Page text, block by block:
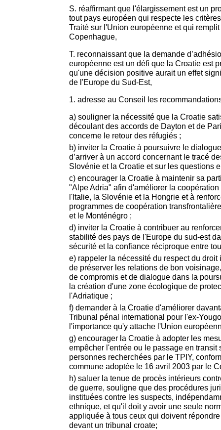
S. réaffirmant que l'élargissement est un
tout pays européen qui respecte les
Traité sur l'Union européenne et qui
Copenhague,
T. reconnaissant que la demande
européenne est un défi que la Croatie est
qu'une décision positive aurait un effet
de l'Europe du Sud-Est,
1. adresse au Conseil les
a) souligner la nécessité que la Croatie
découlant des accords de Dayton et de
concerne le retour des réfugiés ;
b) inviter la Croatie à poursuivre le
d’arriver à un accord concernant le tracé
Slovénie et la Croatie et sur les questions
c) encourager la Croatie à maintenir sa
"Alpe Adria" afin d'améliorer la
l'Italie, la Slovénie et la Hongrie et à
programmes de coopération
et le Monténégro ;
d) inviter la Croatie à contribuer au
stabilité des pays de l'Europe du sud-est
sécurité et la confiance réciproque entre
e) rappeler la nécessité du respect du
de préserver les relations de bon
de compromis et de dialogue dans la
la création d'une zone écologique de
l'Adriatique ;
f) demander à la Croatie d'améliorer
Tribunal pénal international pour l'ex-
l'importance qu'y attache l'Union
g) encourager la Croatie à adopter les
empêcher l'entrée ou le passage en transit
personnes recherchées par le TPIY,
commune adoptée le 16 avril 2003 par le
h) saluer la tenue de procès intérieurs
de guerre, souligne que des procédures
instituées contre les suspects,
ethnique, et qu'il doit y avoir une seule
appliquée à tous ceux qui doivent
devant un tribunal croate;